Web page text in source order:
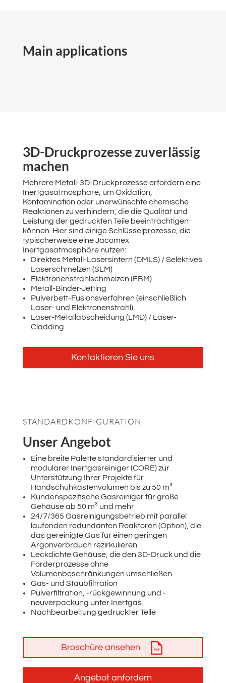
Main applications
3D-Druckprozesse zuverlässig
machen
Mehrere Metall-3D-Druckprozesse erfordern eine
Inertgasatmosphäre, um Oxidation,
Kontamination oder unerwünschte chemische
Reaktionen zu verhindern, die die Qualität und
Leistung der gedruckten Teile beeinträchtigen
können. Hier sind einige Schlüsselprozesse, die
typischerweise eine Jacomex
Inertgasatmosphäre nutzen:
Direktes Metall-Lasersintern (DMLS) / Selektives
Laserschmelzen (SLM)
Elektronenstrahlschmelzen (EBM)
Metall-Binder-Jetting
Pulverbett-Fusionsverfahren (einschließlich
Laser- und Elektronenstrahl)
Laser-Metallabscheidung (LMD) / Laser-
Cladding
Kontaktieren Sie uns
STANDARDKONFIGURATION
Unser Angebot
Eine breite Palette standardisierter und
modularer Inertgasreiniger (CORE) zur
Unterstützung Ihrer Projekte für
Handschuhkastenvolumen bis zu 50 m³
Kundenspezifische Gasreiniger für große
Gehäuse ab 50 m³ und mehr
24/7/365 Gasreinigungsbetrieb mit parallel
laufenden redundanten Reaktoren (Option), die
das gereinigte Gas für einen geringen
Argonverbrauch rezirkulieren
Leckdichte Gehäuse, die den 3D-Druck und die
Förderprozesse ohne
Volumenbeschränkungen umschließen
Gas- und Staubfiltration
Pulverfiltration, -rückgewinnung und -
neuverpackung unter Inertgas
Nachbearbeitung gedruckter Teile
Broschüre ansehen
Angebot anfordern